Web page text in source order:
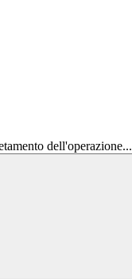
dell'operazione...